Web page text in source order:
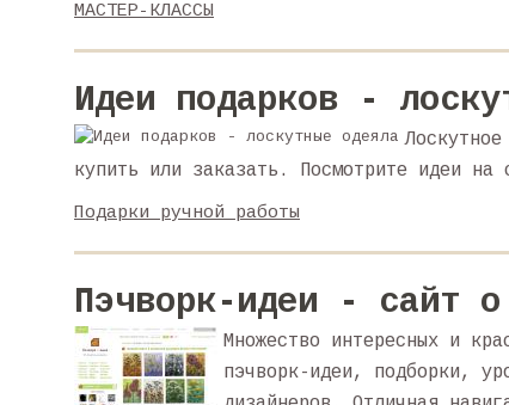
МАСТЕР-КЛАССЫ
Идеи подарков -
купить или заказать. Посмотрите идеи на
Подарки ручной работы
Пэчворк-идеи - сайт о
Множество интересных и
пэчворк-идеи, подборки,